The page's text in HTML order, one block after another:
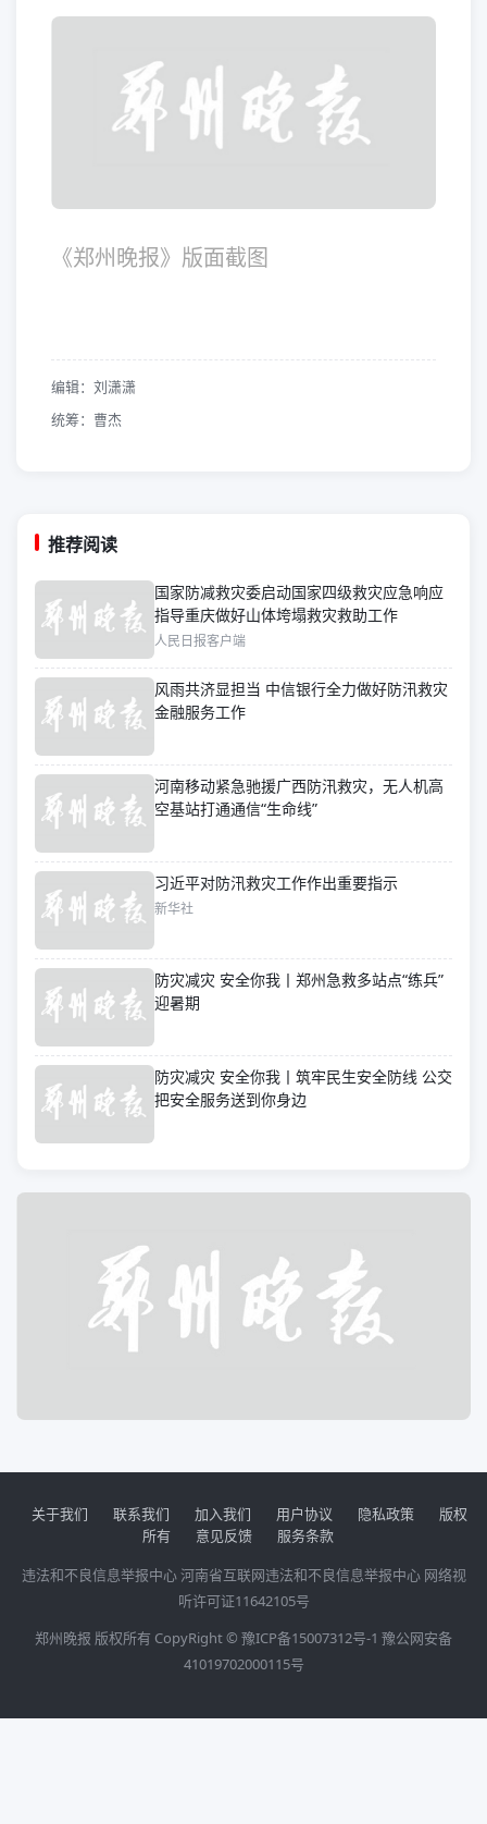
《郑州晚报》版面截图
编辑：刘潇潇
统筹：曹杰
推荐阅读
国家防减救灾委启动国家四级救灾应急响应
指导重庆做好山体垮塌救灾救助工作
人民日报客户端
风雨共济显担当 中信银行全力做好防汛救灾
金融服务工作
河南移动紧急驰援广西防汛救灾，无人机高
空基站打通通信“生命线”
习近平对防汛救灾工作作出重要指示
新华社
防灾减灾 安全你我丨郑州急救多站点“练兵”
迎暑期
防灾减灾 安全你我丨筑牢民生安全防线 公交
把安全服务送到你身边
关于我们 联系我们 加入我们 用户协议 隐私政策
版权
所有
意见反馈
服务条款
违法和不良信息举报中心河南省互联网违法和不良信息举报中心 网络视
听许可证11642105号
郑州晚报 版权所有 CopyRight © 豫ICP备15007312号-1 豫公网安备
41019702000115号